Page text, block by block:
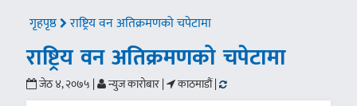
गृहपृष्ठ राष्ट्रिय वन अतिक्रमणको चपेटामा
राष्ट्रिय वन अतिक्रमणको चपेटामा
जेठ ४, २०७५ | न्युज कारोबार | काठमाडौं |